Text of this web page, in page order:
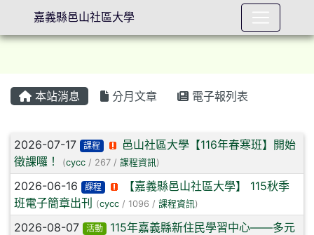
本站消息 分月文章 電子報列表
文章列表
2026-07-17 課程
邑山社區大學【116年春寒班】開始
徵課囉！
(cycc / 267 / 課程資訊)
2026-06-16 課程
【嘉義縣邑山社區大學】 115秋季
班電子簡章出刊
(cycc / 1096 / 課程資訊)
2026-08-07 活動
115年嘉義縣新住民學習中心——多元
嘉義縣邑山社區大學